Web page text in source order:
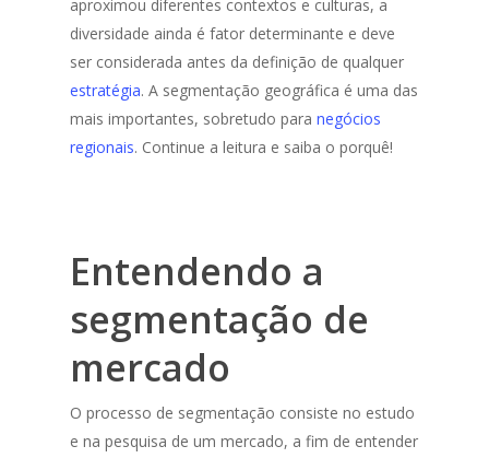
aproximou diferentes contextos e culturas, a
diversidade ainda é fator determinante e deve
ser considerada antes da definição de qualquer
estratégia. A segmentação geográfica é uma das
mais importantes, sobretudo para negócios
regionais. Continue a leitura e saiba o porquê!
Entendendo a
segmentação de
mercado
O processo de segmentação consiste no estudo
e na pesquisa de um mercado, a fim de entender